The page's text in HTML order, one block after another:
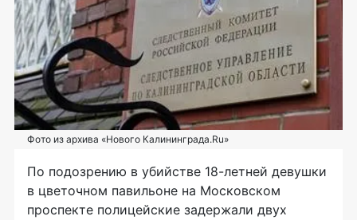
Фото из архива «Нового Калининграда.Ru»
По подозрению в убийстве 18-летней девушки
в цветочном павильоне на Московском
проспекте полицейские задержали двух